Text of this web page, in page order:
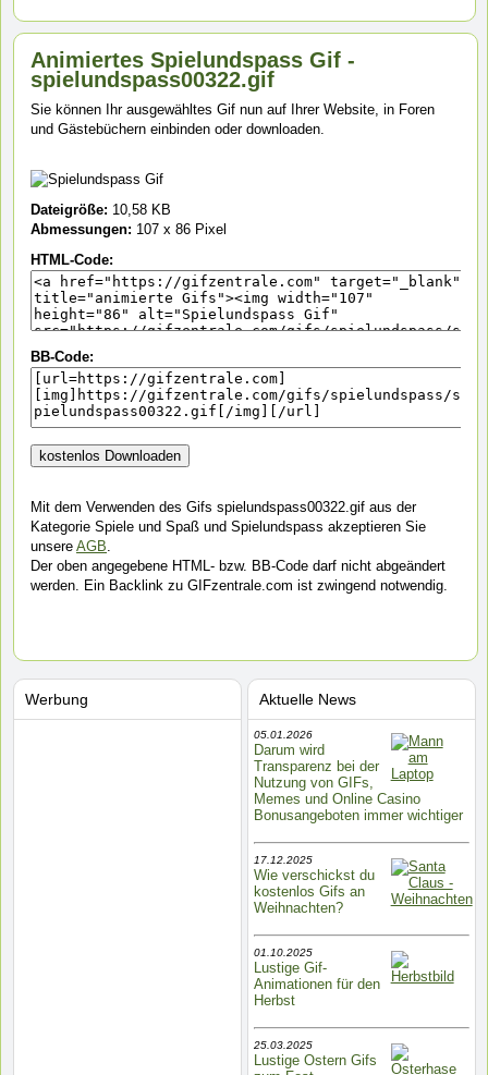
Animiertes Spielundspass Gif -
spielundspass00322.gif
Sie können Ihr ausgewähltes Gif nun auf Ihrer Website, in Foren
und Gästebüchern einbinden oder downloaden.
Dateigröße: 10,58 KB
Abmessungen: 107 x 86 Pixel
HTML-Code:
BB-Code:
Mit dem Verwenden des Gifs spielundspass00322.gif aus der
Kategorie Spiele und Spaß und Spielundspass akzeptieren Sie
unsere AGB.
Der oben angegebene HTML- bzw. BB-Code darf nicht abgeändert
werden. Ein Backlink zu GIFzentrale.com ist zwingend notwendig.
Aktuelle News
05.01.2026
Darum wird
Transparenz bei der
Nutzung von GIFs,
Memes und Online Casino
Bonusangeboten immer wichtiger
17.12.2025
Wie verschickst du
kostenlos Gifs an
Weihnachten?
01.10.2025
Lustige Gif-
Animationen für den
Herbst
25.03.2025
Lustige Ostern Gifs
Werbung